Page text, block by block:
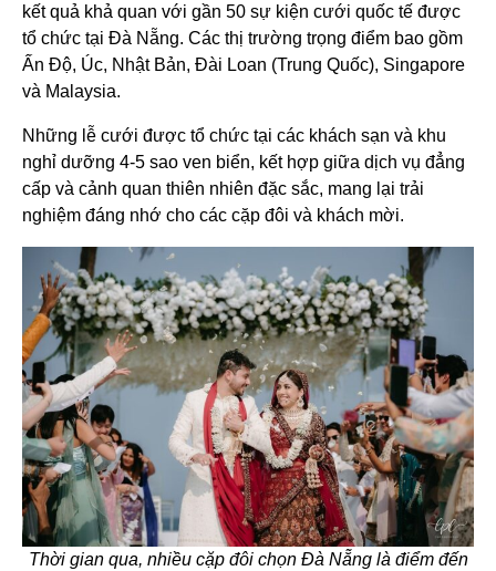
kết quả khả quan với gần 50 sự kiện cưới quốc tế được
tổ chức tại Đà Nẵng. Các thị trường trọng điểm bao gồm
Ấn Độ, Úc, Nhật Bản, Đài Loan (Trung Quốc), Singapore
và Malaysia.
Những lễ cưới được tổ chức tại các khách sạn và khu
nghỉ dưỡng 4-5 sao ven biển, kết hợp giữa dịch vụ đẳng
cấp và cảnh quan thiên nhiên đặc sắc, mang lại trải
nghiệm đáng nhớ cho các cặp đôi và khách mời.
Thời gian qua, nhiều cặp đôi chọn Đà Nẵng là điểm đến